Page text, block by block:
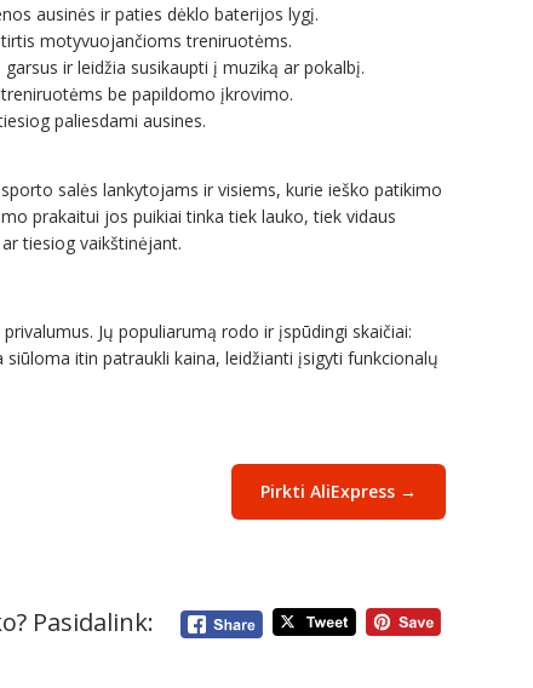
ausinės ir paties dėklo baterijos lygį.
motyvuojančioms treniruotėms.
ir leidžia susikaupti į muziką ar pokalbį.
be papildomo įkrovimo.
paliesdami ausines.
salės lankytojams ir visiems, kurie ieško patikimo
prakaitui jos puikiai tinka tiek lauko, tiek vidaus
tiesiog vaikštinėjant.
Jų populiarumą rodo ir įspūdingi skaičiai:
itin patraukli kaina, leidžianti įsigyti funkcionalų
Pirkti AliExpress →
Pasidalink: